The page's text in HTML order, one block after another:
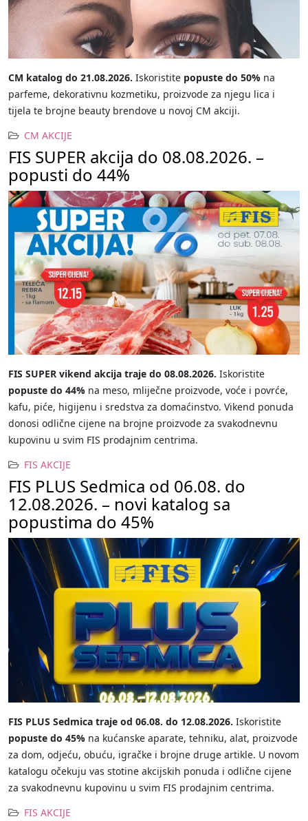
CM katalog do 21.08.2026. Iskoristite popuste do 50% na
parfeme, dekorativnu kozmetiku, proizvode za njegu lica i
tijela te brojne beauty brendove u novoj CM akciji.
CM AKCIJE
FIS SUPER akcija do 08.08.2026. –
popusti do 44%
FIS SUPER vikend akcija traje do 08.08.2026. Iskoristite
popuste do 44% na meso, mliječne proizvode, voće i povrće,
kafu, piće, higijenu i sredstva za domaćinstvo. Vikend ponuda
donosi odlične cijene na brojne proizvode za svakodnevnu
kupovinu u svim FIS prodajnim centrima.
FIS AKCIJE
FIS PLUS Sedmica od 06.08. do
12.08.2026. – novi katalog sa
popustima do 45%
FIS PLUS Sedmica traje od 06.08. do 12.08.2026. Iskoristite
popuste do 45% na kućanske aparate, tehniku, alat, proizvode
za dom, odjeću, obuću, igračke i brojne druge artikle. U novom
katalogu očekuju vas stotine akcijskih ponuda i odlične cijene
za svakodnevnu kupovinu u svim FIS prodajnim centrima.
FIS AKCIJE